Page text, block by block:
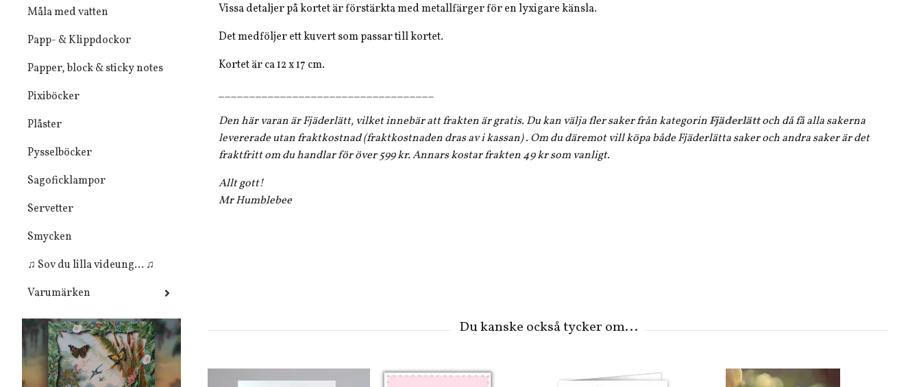
Måla med vatten
Papp- & Klippdockor
Papper, block & sticky notes
Pixiböcker
Plåster
Pysselböcker
Sagoficklampor
Servetter
Smycken
♫ Sov du lilla videung... ♫
Varumärken
Vissa detaljer på kortet är förstärkta med metallfärger för en lyxigare känsla.
Det medföljer ett kuvert som passar till kortet.
Kortet är ca 12 x 17 cm.
___________________________________
Den här varan är Fjäderlätt, vilket innebär att frakten är gratis. Du kan välja fler saker från kategorinFjäderlättoch då få alla sakerna
levererade utan fraktkostnad (fraktkostnaden dras av i kassan) . Om du däremot vill köpa både Fjäderlätta saker och andra saker är det
fraktfritt om du handlar för över 599 kr. Annars kostar frakten 49 kr som vanligt.
Allt gott!
Mr Humblebee